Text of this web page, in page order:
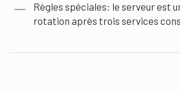
Règles spéciales: le serveur est
rotation après trois services